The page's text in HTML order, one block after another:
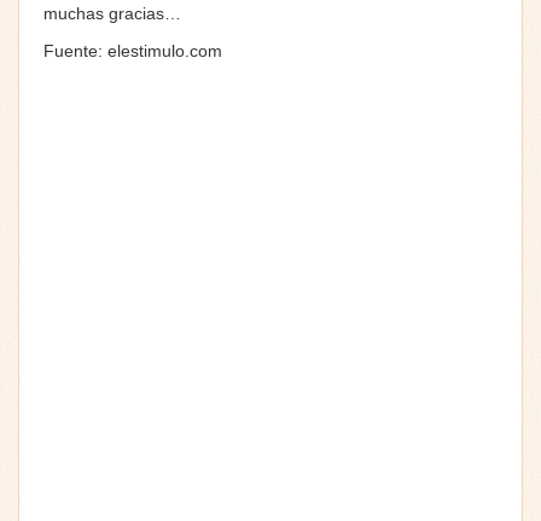
muchas gracias…
Fuente: elestimulo.com